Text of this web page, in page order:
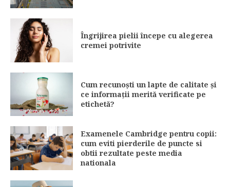
Îngrijirea pielii începe cu alegerea
cremei potrivite
Cum recunoști un lapte de calitate și
ce informații merită verificate pe
etichetă?
Examenele Cambridge pentru copii:
cum eviti pierderile de puncte si
obtii rezultate peste media
nationala